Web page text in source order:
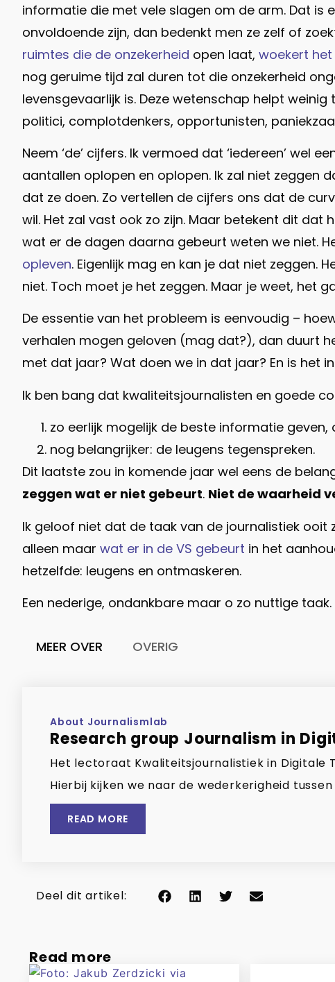
informatie die met vele slagen om de arm. Dat is
onvoldoende zijn, dan bedenkt men ze zelf of
ruimtes die de onzekerheid open laat, woekert
nog geruime tijd zal duren tot die onzekerheid
levensgevaarlijk is. Deze wetenschap helpt
politici, complotdenkers, opportunisten,
Neem ‘de’ cijfers. Ik vermoed dat ‘iedereen’
aantallen oplopen en oplopen. Ik zal niet zeggen
dat ze doen. Zo vertellen de cijfers ons dat de
wil. Het zal vast ook zo zijn. Maar betekent dit
wat er de dagen daarna gebeurt weten we niet.
opleven. Eigenlijk mag en kan je dat niet zeggen.
niet. Toch moet je het zeggen. Maar je weet, het
De essentie van het probleem is eenvoudig –
verhalen mogen geloven (mag dat?), dan duurt
met dat jaar? Wat doen we in dat jaar? En is het
Ik ben bang dat kwaliteitsjournalisten en goede
zo eerlijk mogelijk de beste informatie
nog belangrijker: de leugens tegenspreken.
Dit laatste zou in komende jaar wel eens de
zeggen wat er niet gebeurt. Niet de waarheid
Ik geloof niet dat de taak van de journalistiek
alleen maar wat er in de VS gebeurt in het
hetzelfde: leugens en ontmaskeren.
Een nederige, ondankbare maar o zo nuttige taak.
MEER OVER OVERIG
About Journalismlab
Research group Journalism in
Het lectoraat Kwaliteitsjournalistiek in Digitale
Hierbij kijken we naar de wederkerigheid
READ MORE
Deel dit artikel:
Read more